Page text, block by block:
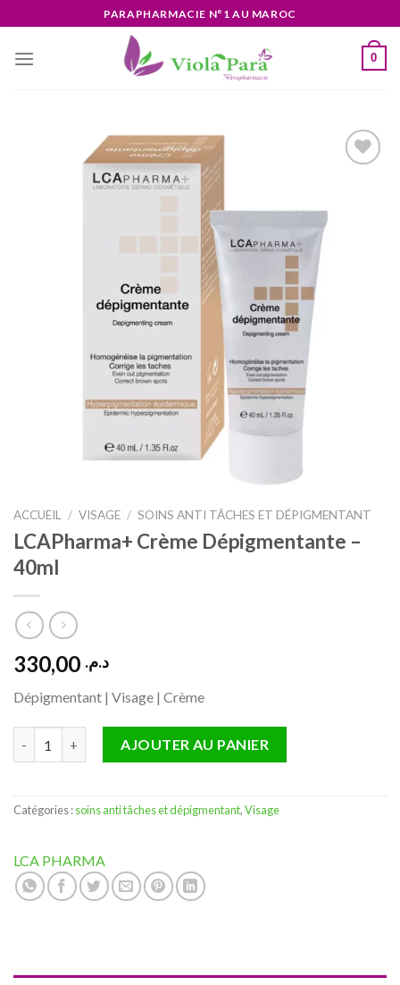
to
content
PARAPHARMACIE N°1 AU MAROC
0
ACCUEIL / VISAGE / SOINS ANTI TÂCHES ET DÉPIGMENTANT
LCAPharma+ Crème Dépigmentante –
40ml
د.م.
Dépigmentant | Visage | Crème
AJOUTER AU PANIER
Catégories :soins anti tâches et dépigmentant,Visage
LCA PHARMA